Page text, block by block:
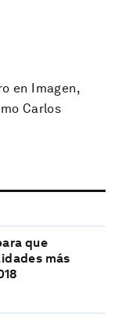
en Imagen,
Carlos
que
más